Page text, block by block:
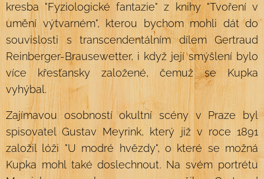
kresba "Fyziologické fantazie" z knihy "Tvoření v
umění výtvarném", kterou bychom mohli dát do
souvislosti s transcendentálním dílem Gertraud
Reinberger-Brausewetter, i když její smýšlení bylo
více křesťansky založené, čemuž se Kupka
vyhýbal.
Zajímavou osobností okultní scény v Praze byl
spisovatel Gustav Meyrink, který již v roce 1891
založil lóži "U modré hvězdy", o které se možná
Kupka mohl také doslechnout. Na svém portrétu